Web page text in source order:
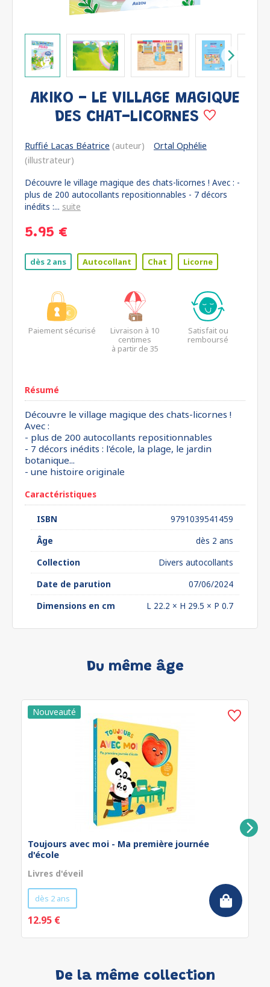
AKIKO - LE VILLAGE MAGIQUE
DES CHAT-LICORNES
Ruffié Lacas Béatrice (auteur)
Ortal Ophélie
(illustrateur)
Découvre le village magique des chats-licornes ! Avec : -
plus de 200 autocollants repositionnables - 7 décors
inédits :... suite
5.95 €
dès 2 ans Autocollant Chat Licorne
Paiement sécurisé
Livraison à 10
centimes
à partir de 35
Satisfait ou
remboursé
Résumé
Découvre le village magique des chats-licornes !
Avec :
- plus de 200 autocollants repositionnables
- 7 décors inédits : l'école, la plage, le jardin
botanique...
- une histoire originale
Caractéristiques
ISBN
9791039541459
Âge
dès 2 ans
Collection
Divers autocollants
Date de parution
07/06/2024
Dimensions en cm
L 22.2 × H 29.5 × P 0.7
Du même âge
Toujours avec moi - Ma première journée
d'école
Livres d'éveil
dès 2 ans
12.95 €
De la même collection